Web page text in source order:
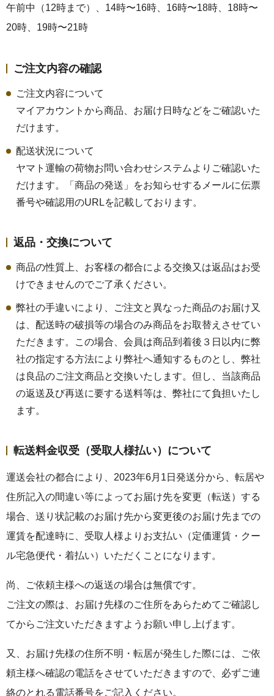
午前中（12時まで）、14時〜16時、16時〜18時、18時〜
20時、19時〜21時
ご注文内容の確認
ご注文内容について
マイアカウントから商品、お届け日時などをご確認いた
だけます。
配送状況について
ヤマト運輸の荷物お問い合わせシステムよりご確認いた
だけます。「商品の発送」をお知らせするメールに伝票
番号や確認用のURLを記載しております。
返品・交換について
商品の性質上、お客様の都合による交換又は返品はお受
けできませんのでご了承ください。
弊社の手違いにより、ご注文と異なった商品のお届け又
は、配送時の破損等の場合のみ商品をお取替えさせてい
ただきます。この場合、会員は商品到着後３日以内に弊
社の指定する方法により弊社へ通知するものとし、弊社
は良品のご注文商品と交換いたします。但し、当該商品
の返送及び再送に要する送料等は、弊社にて負担いたし
ます。
転送料金収受（受取人様払い）について
運送会社の都合により、2023年6月1日発送分から、転居や
住所記入の間違い等によってお届け先を変更（転送）する
場合、送り状記載のお届け先から変更後のお届け先までの
運賃を配達時に、受取人様よりお支払い（定価運賃・クー
ル宅急便代・着払い）いただくことになります。
尚、ご依頼主様への返送の場合は無償です。
ご注文の際は、お届け先様のご住所をあらためてご確認し
てからご注文いただきますようお願い申し上げます。
又、お届け先様の住所不明・転居が発生した際には、ご依
頼主様へ確認の電話をさせていただきますので、必ずご連
絡のとれる電話番号をご記入ください。